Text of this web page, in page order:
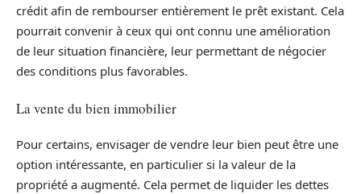
crédit afin de rembourser entièrement le prêt existant. Cela
pourrait convenir à ceux qui ont connu une amélioration
de leur situation financière, leur permettant de négocier
des conditions plus favorables.
La vente du bien immobilier
Pour certains, envisager de vendre leur bien peut être une
option intéressante, en particulier si la valeur de la
propriété a augmenté. Cela permet de liquider les dettes